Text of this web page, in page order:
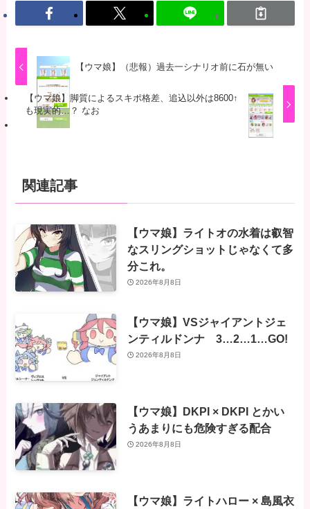
【ウマ娘】（悲報）過去一シナリオ前に石が無い
【ウマ娘】脚質によるスキポ格差、追込以外は8600↑
も現実的…？ なお
関連記事
【ウマ娘】ライトオの水着は叡智
なスリングショットじゃなくて多
分これ。
2026年8月8日
【ウマ娘】VSジャイアントジェ
ンティルドンナ 3…2…1…GO!
2026年8月8日
【ウマ娘】DKPI × DKPI とかい
うあまりにも危険すぎる配合
2026年8月8日
【ウマ娘】ライトハロー × 島風衣